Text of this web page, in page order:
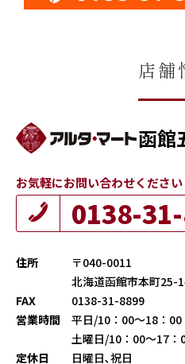
店舗
函館
お気軽にお問い合わせください
0138-
住所
〒040-0011
北海道函館市本町25-
FAX
0138-31-8899
営業時間
平日/10：00～18：00
土曜日/10：00～17：
定休日
日曜日､祝日